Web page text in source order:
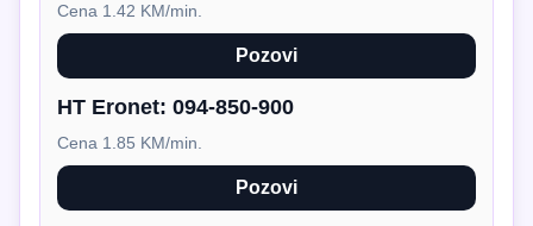
Cena 1.42 KM/min.
Pozovi
HT Eronet: 094-850-900
Cena 1.85 KM/min.
Pozovi